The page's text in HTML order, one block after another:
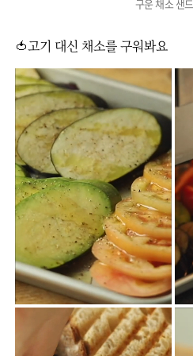
구운 채소 샌
🍅고기 대신 채소를 구워봐요